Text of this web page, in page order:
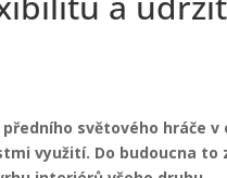
světového hráče
využití. Do budoucna